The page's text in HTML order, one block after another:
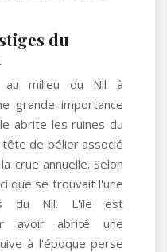
du
au milieu du Nil à
grande importance
abrite les ruines du
de bélier associé
crue annuelle. Selon
que se trouvait l'une
du Nil. L'île est
avoir abrité une
à l'époque perse